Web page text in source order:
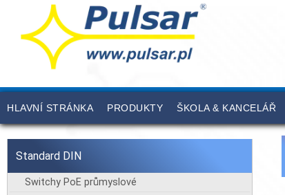
HLAVNÍ STRÁNKA PRODUKTY ŠKOLA & KANCELÁŘ
Standard DIN
Switchy PoE průmyslové